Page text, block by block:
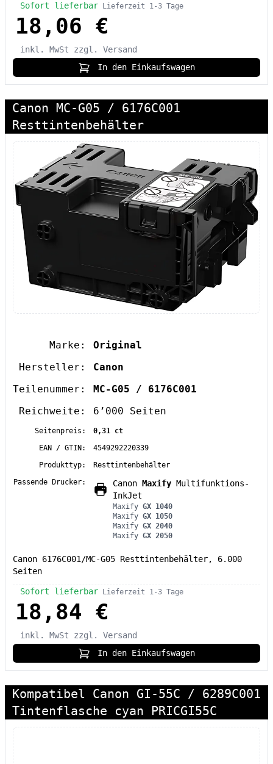
Sofort lieferbar Lieferzeit 1-3 Tage
18,06 €
inkl. MwSt
zzgl. Versand
In den Einkaufswagen
Canon MC-G05 / 6176C001
Resttintenbehälter
Marke:
Original
Hersteller:
Canon
Teilenummer:
MC-G05 / 6176C001
Reichweite:
6’000 Seiten
Seitenpreis:
0,31 ct
EAN / GTIN:
4549292220339
Produkttyp:
Resttintenbehälter
Passende Drucker:
Canon Maxify Multifunktions-
InkJet
Maxify GX 1040
Maxify GX 1050
Maxify GX 2040
Maxify GX 2050
Canon 6176C001/MC-G05 Resttintenbehälter, 6.000
Seiten
Sofort lieferbar Lieferzeit 1-3 Tage
18,84 €
inkl. MwSt
zzgl. Versand
In den Einkaufswagen
Kompatibel Canon GI-55C / 6289C001
Tintenflasche cyan PRICGI55C